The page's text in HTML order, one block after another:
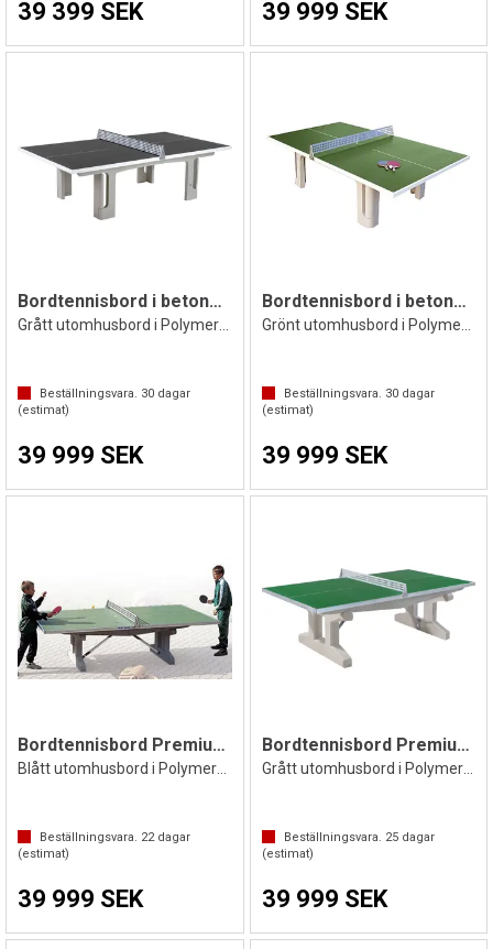
39 399 SEK 39 999 SEK
Bordtennisbord i betong | Profi Skola
Grått utomhusbord i Polymerbetong
Beställningsvara. 30 dagar
(estimat)
39 999 SEK
Bordtennisbord i betong| Profi Skola
Grönt utomhusbord i Polymerbetong
Beställningsvara. 30dagar
(estimat)
39 999 SEK
Bordtennisbord Premium | För ingjutning
Blått utomhusbord i Polymerbetong
Beställningsvara. 22dagar
(estimat)
39 999 SEK
Bordtennisbord Premium | För ingjutning
Grått utomhusbord i Polymerbetong
Beställningsvara. 25dagar
(estimat)
39 999 SEK